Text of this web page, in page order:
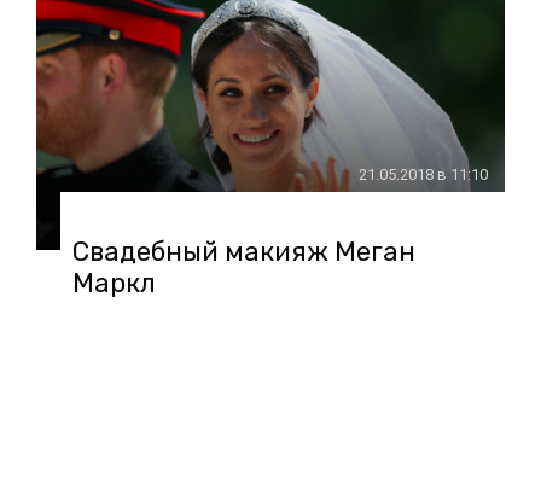
21.05.2018 в 11:10
Свадебный макияж Меган
Маркл